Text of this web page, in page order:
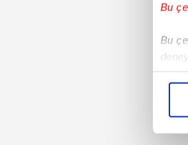
Bu
Bu